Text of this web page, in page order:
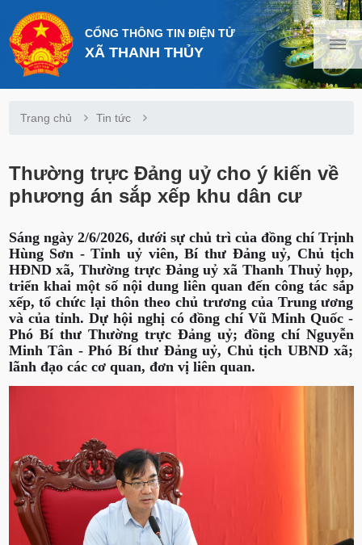
CỔNG THÔNG TIN ĐIỆN TỬ
XÃ THANH THỦY
Trang chủ Tin tức
Thường trực Đảng uỷ cho ý kiến về
phương án sắp xếp khu dân cư
Sáng ngày 2/6/2026, dưới sự chủ trì của đồng chí Trịnh
Hùng Sơn - Tỉnh uỷ viên, Bí thư Đảng uỷ, Chủ tịch
HĐND xã, Thường trực Đảng uỷ xã Thanh Thuỷ họp,
triển khai một số nội dung liên quan đến công tác sắp
xếp, tổ chức lại thôn theo chủ trương của Trung ương
và của tỉnh. Dự hội nghị có đồng chí Vũ Minh Quốc -
Phó Bí thư Thường trực Đảng uỷ; đồng chí Nguyễn
Minh Tân - Phó Bí thư Đảng uỷ, Chủ tịch UBND xã;
lãnh đạo các cơ quan, đơn vị liên quan.